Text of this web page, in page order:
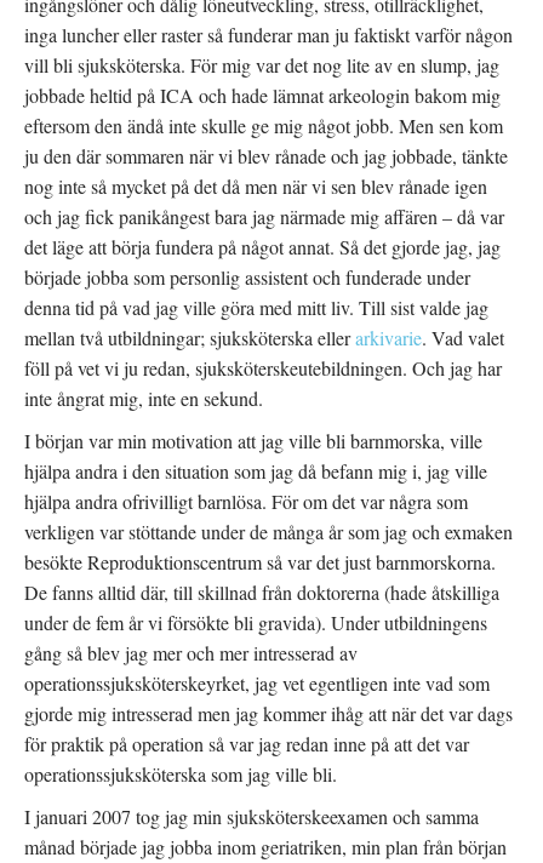
inga luncher eller raster så funderar man ju faktiskt varför någon
vill bli sjuksköterska. För mig var det nog lite av en slump, jag
jobbade heltid på ICA och hade lämnat arkeologin bakom mig
eftersom den ändå inte skulle ge mig något jobb. Men sen kom
ju den där sommaren när vi blev rånade och jag jobbade, tänkte
nog inte så mycket på det då men när vi sen blev rånade igen
och jag fick panikångest bara jag närmade mig affären – då var
det läge att börja fundera på något annat. Så det gjorde jag, jag
började jobba som personlig assistent och funderade under
denna tid på vad jag ville göra med mitt liv. Till sist valde jag
mellan två utbildningar; sjuksköterska ellerarkivarie. Vad valet
föll på vet vi ju redan, sjuksköterskeutebildningen. Och jag har
inte ångrat mig, inte en sekund.
I början var min motivation att jag ville bli barnmorska, ville
hjälpa andra i den situation som jag då befann mig i, jag ville
hjälpa andra ofrivilligt barnlösa. För om det var några som
verkligen var stöttande under de många år som jag och exmaken
besökte Reproduktionscentrum så var det just barnmorskorna.
De fanns alltid där, till skillnad från doktorerna (hade åtskilliga
under de fem år vi försökte bli gravida). Under utbildningens
gång så blev jag mer och mer intresserad av
operationssjuksköterskeyrket, jag vet egentligen inte vad som
gjorde mig intresserad men jag kommer ihåg att när det var dags
för praktik på operation så var jag redan inne på att det var
operationssjuksköterska som jag ville bli.
I januari 2007 tog jag min sjuksköterskeexamen och samma
månad började jag jobba inom geriatriken, min plan från början